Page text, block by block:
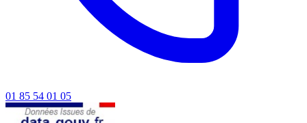
01 85 54 01 05